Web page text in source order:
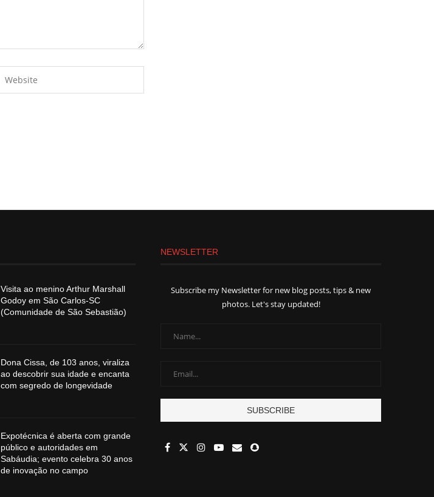
Visita ao menino Arthur Marshall
Godoy em São Carlos-SC
(Comunidade de São Sebastião)
Dona Cissa, de 103 anos, viraliza
ao descobrir sua idade e encanta
com segredo de longevidade
Expotécnica é aberta com grande
público e autoridades em
Sabáudia; evento celebra 30 anos
de inovação no campo
NEWSLETTER
Subscribe my Newsletter for new blog posts, tips & new
photos. Let's stay updated!